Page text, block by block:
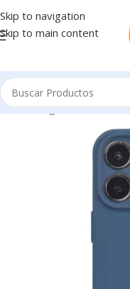
Skip to navigation
Skip to main content
Inicio/Ingresando